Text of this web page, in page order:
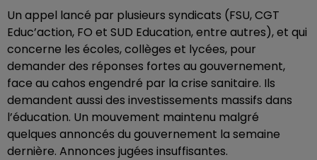
Un appel lancé par plusieurs syndicats (FSU, CGT
Educ’action, FO et SUD Education, entre autres), et qui
concerne les écoles, collèges et lycées, pour
demander des réponses fortes au gouvernement,
face au cahos engendré par la crise sanitaire. Ils
demandent aussi des investissements massifs dans
l’éducation. Un mouvement maintenu malgré
quelques annoncés du gouvernement la semaine
dernière. Annonces jugées insuffisantes.